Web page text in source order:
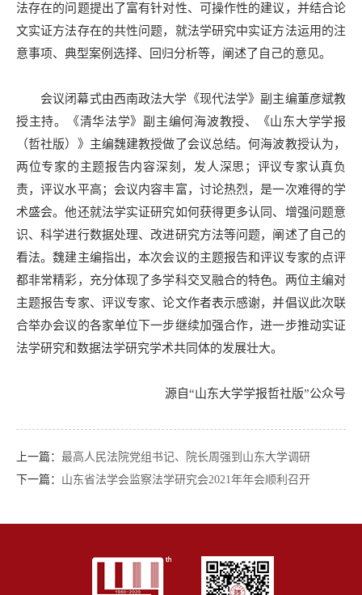
法存在的问题提出了富有针对性、可操作性的建议，并结合论
文实证方法存在的共性问题，就法学研究中实证方法运用的注
意事项、典型案例选择、回归分析等，阐述了自己的意见。
会议闭幕式由西南政法大学《现代法学》副主编董彦斌教
授主持。《清华法学》副主编何海波教授、《山东大学学报
（哲社版）》主编魏建教授做了会议总结。何海波教授认为，
两位专家的主题报告内容深刻，发人深思；评议专家认真负
责，评议水平高；会议内容丰富，讨论热烈，是一次难得的学
术盛会。他还就法学实证研究如何获得更多认同、增强问题意
识、科学进行数据处理、改进研究方法等问题，阐述了自己的
看法。魏建主编指出，本次会议的主题报告和评议专家的点评
都非常精彩，充分体现了多学科交叉融合的特色。两位主编对
主题报告专家、评议专家、论文作者表示感谢，并倡议此次联
合举办会议的各家单位下一步继续加强合作，进一步推动实证
法学研究和数据法学研究学术共同体的发展壮大。
源自“山东大学学报哲社版”公众号
上一篇： 最高人民法院党组书记、院长周强到山东大学调研
下一篇： 山东省法学会监察法学研究会2021年年会顺利召开